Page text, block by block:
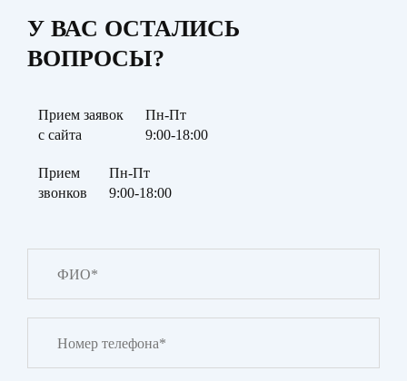
У ВАС ОСТАЛИСЬ
ВОПРОСЫ?
Прием заявок
с сайта
Пн-Пт
9:00-18:00
Прием
звонков
Пн-Пт
9:00-18:00